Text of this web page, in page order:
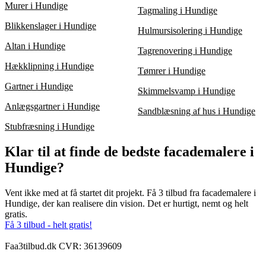
Murer i Hundige
Blikkenslager i Hundige
Altan i Hundige
Hækklipning i Hundige
Gartner i Hundige
Anlægsgartner i Hundige
Stubfræsning i Hundige
Tagmaling i Hundige
Hulmursisolering i Hundige
Tagrenovering i Hundige
Tømrer i Hundige
Skimmelsvamp i Hundige
Sandblæsning af hus i Hundige
Klar til at finde de bedste facademalere i
Hundige?
Vent ikke med at få startet dit projekt. Få 3 tilbud fra facademalere i
Hundige, der kan realisere din vision. Det er hurtigt, nemt og helt
gratis.
Få 3 tilbud - helt gratis!
Faa3tilbud.dk CVR: 36139609